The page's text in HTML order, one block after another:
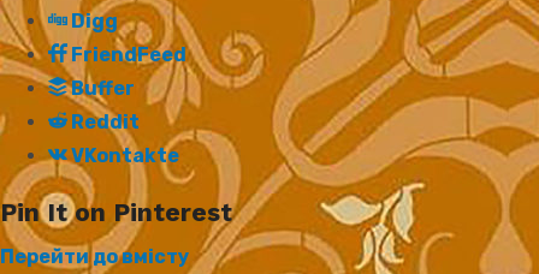
Digg
FriendFeed
Buffer
Reddit
VKontakte
Pin It on Pinterest
Перейти до вмісту